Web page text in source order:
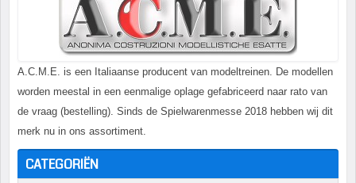
A.C.M.E. is een Italiaanse producent van modeltreinen. De modellen
worden meestal in een eenmalige oplage gefabriceerd naar rato van
de vraag (bestelling). Sinds de Spielwarenmesse 2018 hebben wij dit
merk nu in ons assortiment.
CATEGORIËN